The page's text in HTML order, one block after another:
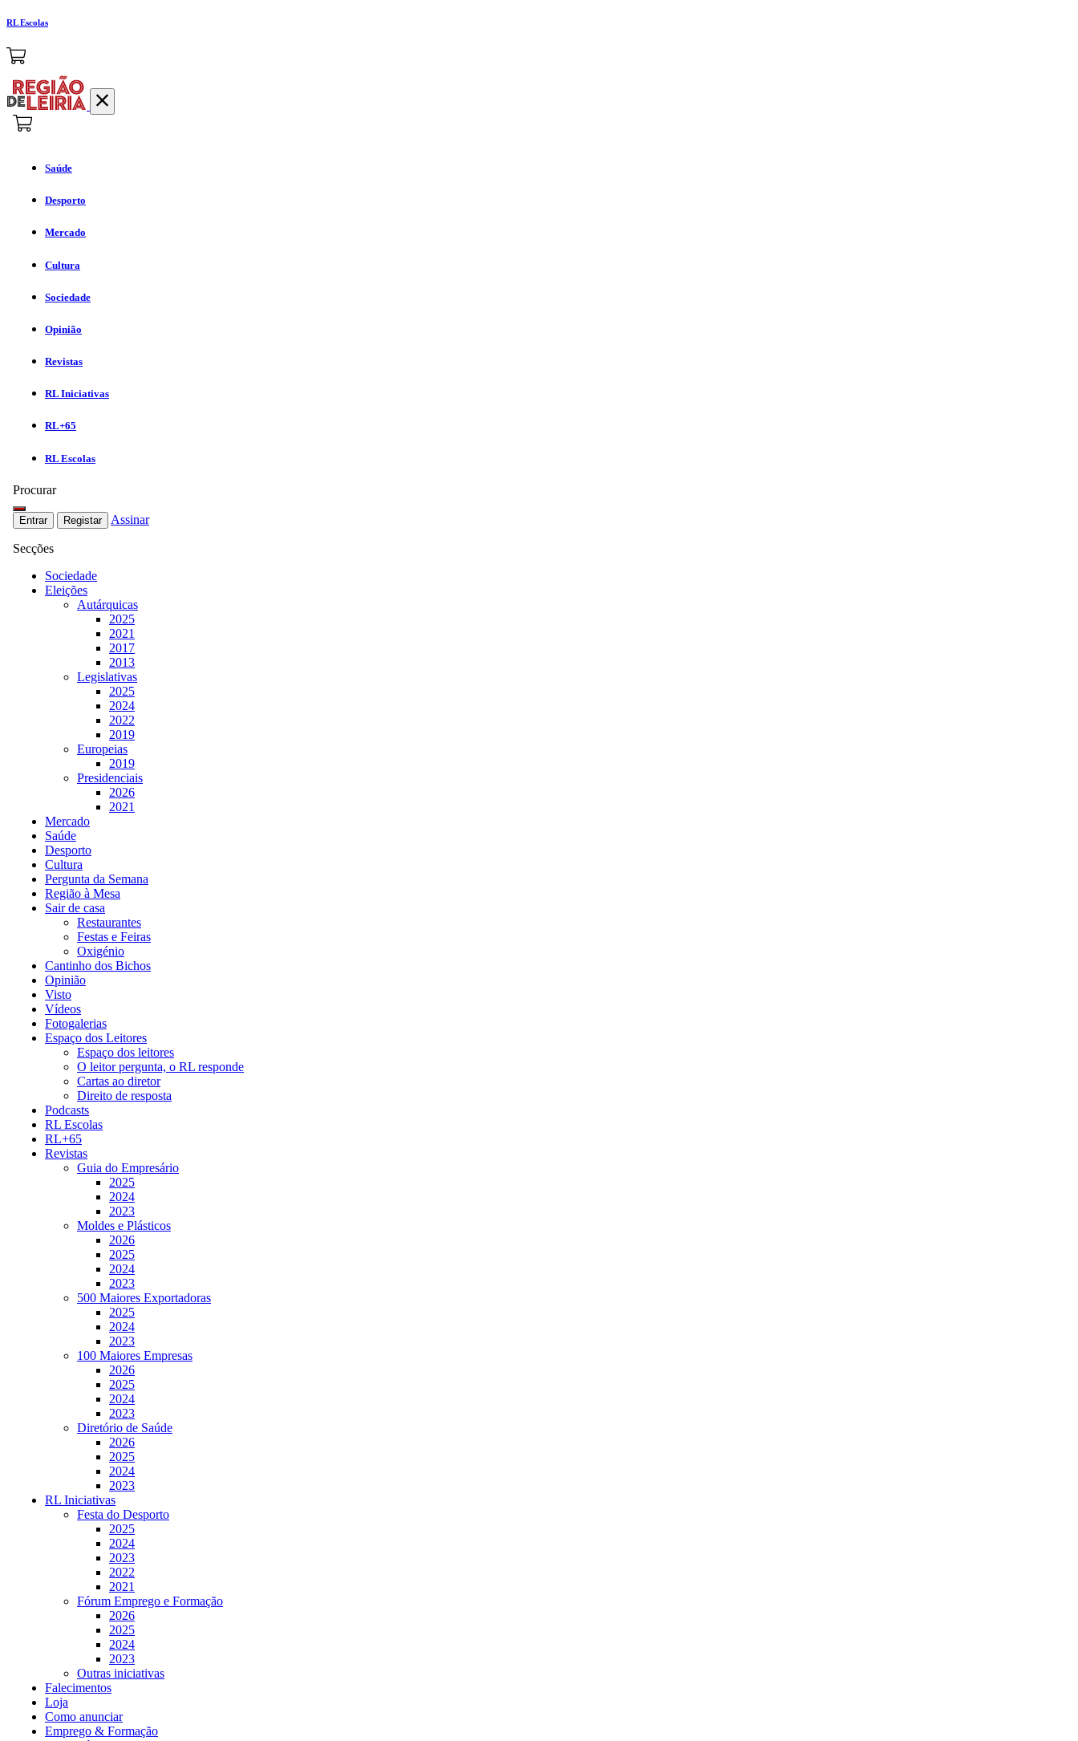
RL Escolas
Saúde
Desporto
Mercado
Cultura
Sociedade
Opinião
Revistas
RL Iniciativas
RL+65
RL Escolas
Procurar
Entrar Registar Assinar
Secções
Sociedade
Eleições
Autárquicas
2025
2021
2017
2013
Legislativas
2025
2024
2022
2019
Europeias
2019
Presidenciais
2026
2021
Mercado
Saúde
Desporto
Cultura
Pergunta da Semana
Região à Mesa
Sair de casa
Restaurantes
Festas e Feiras
Oxigénio
Cantinho dos Bichos
Opinião
Visto
Vídeos
Fotogalerias
Espaço dos Leitores
Espaço dos leitores
O leitor pergunta, o RL responde
Cartas ao diretor
Direito de resposta
Podcasts
RL Escolas
RL+65
Revistas
Guia do Empresário
2025
2024
2023
Moldes e Plásticos
2026
2025
2024
2023
500 Maiores Exportadoras
2025
2024
2023
100 Maiores Empresas
2026
2025
2024
2023
Diretório de Saúde
2026
2025
2024
2023
RL Iniciativas
Festa do Desporto
2025
2024
2023
2022
2021
Fórum Emprego e Formação
2026
2025
2024
2023
Outras iniciativas
Falecimentos
Loja
Como anunciar
Emprego & Formação